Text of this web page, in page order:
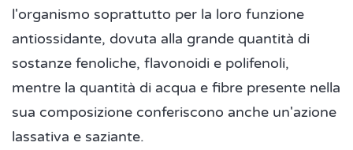
l'organismo soprattutto per la loro funzione
antiossidante, dovuta alla grande quantità di
sostanze fenoliche, flavonoidi e polifenoli,
mentre la quantità di acqua e fibre presente nella
sua composizione conferiscono anche un'azione
lassativa e saziante.